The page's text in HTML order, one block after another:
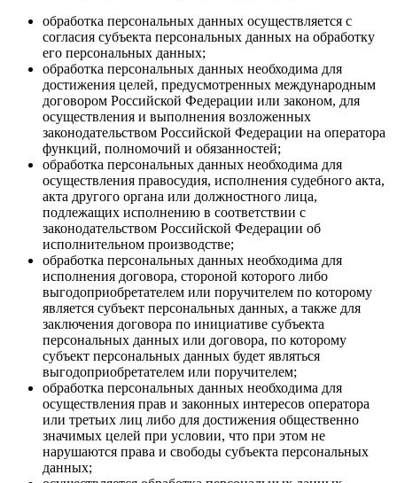
обработка персональных данных осуществляется с
согласия субъекта персональных данных на обработку
его персональных данных;
обработка персональных данных необходима для
достижения целей, предусмотренных международным
договором Российской Федерации или законом, для
осуществления и выполнения возложенных
законодательством Российской Федерации на оператора
функций, полномочий и обязанностей;
обработка персональных данных необходима для
осуществления правосудия, исполнения судебного акта,
акта другого органа или должностного лица,
подлежащих исполнению в соответствии с
законодательством Российской Федерации об
исполнительном производстве;
обработка персональных данных необходима для
исполнения договора, стороной которого либо
выгодоприобретателем или поручителем по которому
является субъект персональных данных, а также для
заключения договора по инициативе субъекта
персональных данных или договора, по которому
субъект персональных данных будет являться
выгодоприобретателем или поручителем;
обработка персональных данных необходима для
осуществления прав и законных интересов оператора
или третьих лиц либо для достижения общественно
значимых целей при условии, что при этом не
нарушаются права и свободы субъекта персональных
данных;